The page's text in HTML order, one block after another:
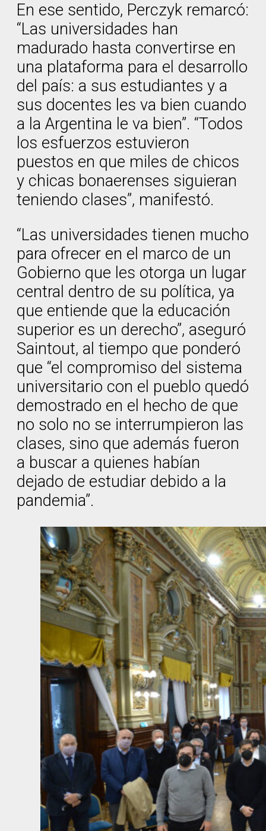
En ese sentido, Perczyk remarcó:
“Las universidades han
madurado hasta convertirse en
una plataforma para el desarrollo
del país: a sus estudiantes y a
sus docentes les va bien cuando
a la Argentina le va bien”. “Todos
los esfuerzos estuvieron
puestos en que miles de chicos
y chicas bonaerenses siguieran
teniendo clases”, manifestó.
“Las universidades tienen mucho
para ofrecer en el marco de un
Gobierno que les otorga un lugar
central dentro de su política, ya
que entiende que la educación
superior es un derecho”, aseguró
Saintout, al tiempo que ponderó
que “el compromiso del sistema
universitario con el pueblo quedó
demostrado en el hecho de que
no solo no se interrumpieron las
clases, sino que además fueron
a buscar a quienes habían
dejado de estudiar debido a la
pandemia”.